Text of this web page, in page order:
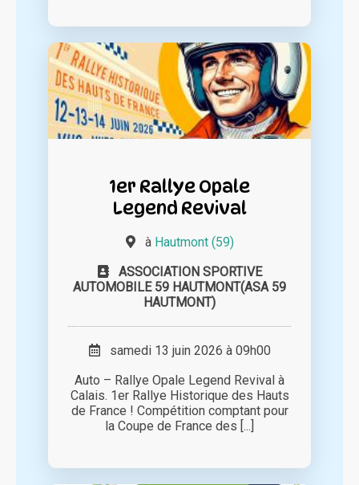
1er Rallye Opale
Legend Revival
à Hautmont (59)
ASSOCIATION SPORTIVE
AUTOMOBILE 59 HAUTMONT(ASA 59
HAUTMONT)
samedi 13 juin 2026 à 09h00
Auto – Rallye Opale Legend Revival à
Calais. 1er Rallye Historique des Hauts
de France ! Compétition comptant pour
la Coupe de France des [...]